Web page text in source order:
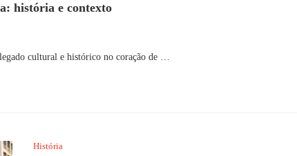
história e contexto
cultural e histórico no coração de …
História